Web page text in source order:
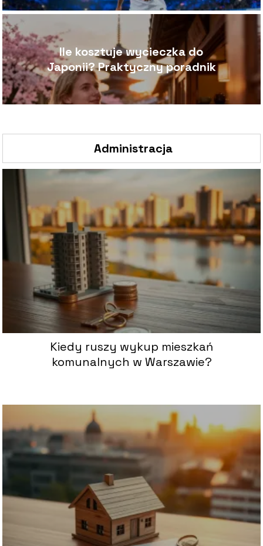
Ile kosztuje wycieczka do
Japonii? Praktyczny poradnik
Administracja
Kiedy ruszy wykup mieszkań
komunalnych w Warszawie?